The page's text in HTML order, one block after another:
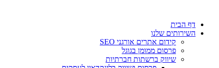
דף הבית
השירותים שלנו
קידום אתרים אורגני SEO
פרסום ממומן בגוגל
שיווק ברשתות חברתיות